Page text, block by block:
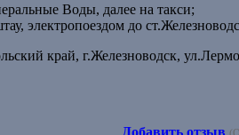
Воды, далее на такси;
электропоездом до
край, г.Железноводск,
Добавить отзыв